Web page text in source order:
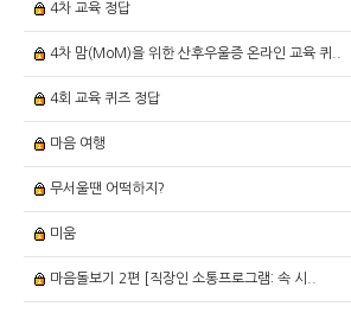
4차 교육 정답
4차 맘(MoM)을 위한 산후우울증 온라인 교육 퀴..
4회 교육 퀴즈 정답
마음 여행
무서울땐 어떡하지?
미움
마음돌보기 2편 [직장인 소통프로그램: 속 시..